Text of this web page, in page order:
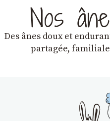
Nos
Des ânes doux et
partagée,